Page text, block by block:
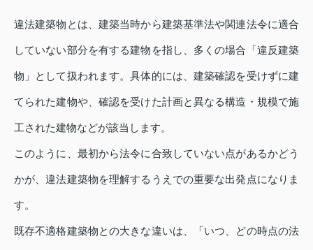
違法建築物とは、建築当時から建築基準法や関連法令に適合
していない部分を有する建物を指し、多くの場合「違反建築
物」として扱われます。具体的には、建築確認を受けずに建
てられた建物や、確認を受けた計画と異なる構造・規模で施
工された建物などが該当します。
このように、最初から法令に合致していない点があるかどう
かが、違法建築物を理解するうえでの重要な出発点になりま
す。
既存不適格建築物との大きな違いは、「いつ、どの時点の法